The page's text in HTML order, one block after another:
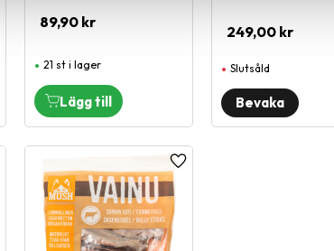
89,90 kr
21 st i lager
249,00kr
Slutsåld
till i favoriter Lägg till i favoriter